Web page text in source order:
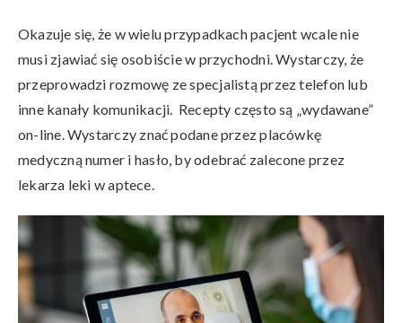
Okazuje się, że w wielu przypadkach pacjent wcale nie
musi zjawiać się osobiście w przychodni. Wystarczy, że
przeprowadzi rozmowę ze specjalistą przez telefon lub
inne kanały komunikacji. Recepty często są „wydawane”
on-line. Wystarczy znać podane przez placówkę
medyczną numer i hasło, by odebrać zalecone przez
lekarza leki w aptece.